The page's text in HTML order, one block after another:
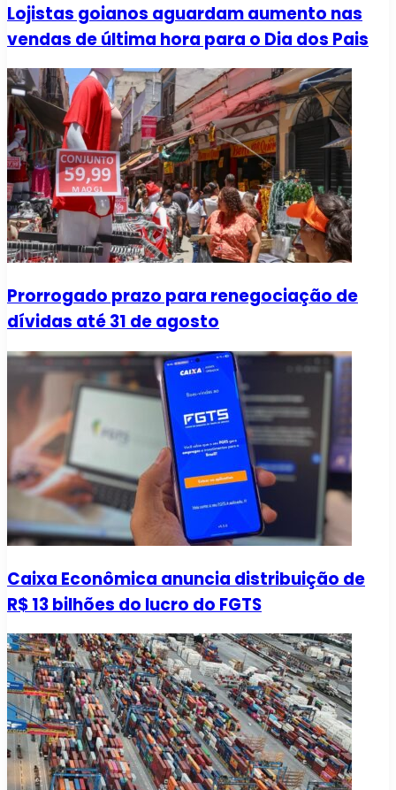
Lojistas goianos aguardam aumento nas
vendas de última hora para o Dia dos Pais
Prorrogado prazo para renegociação de
dívidas até 31 de agosto
Caixa Econômica anuncia distribuição de
R$ 13 bilhões do lucro do FGTS